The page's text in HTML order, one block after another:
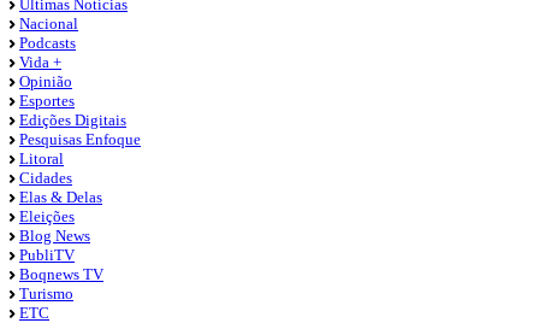
Últimas Notícias
Nacional
Podcasts
Vida +
Opinião
Esportes
Edições Digitais
Pesquisas Enfoque
Litoral
Cidades
Elas & Delas
Eleições
Blog News
PubliTV
Boqnews TV
Turismo
ETC